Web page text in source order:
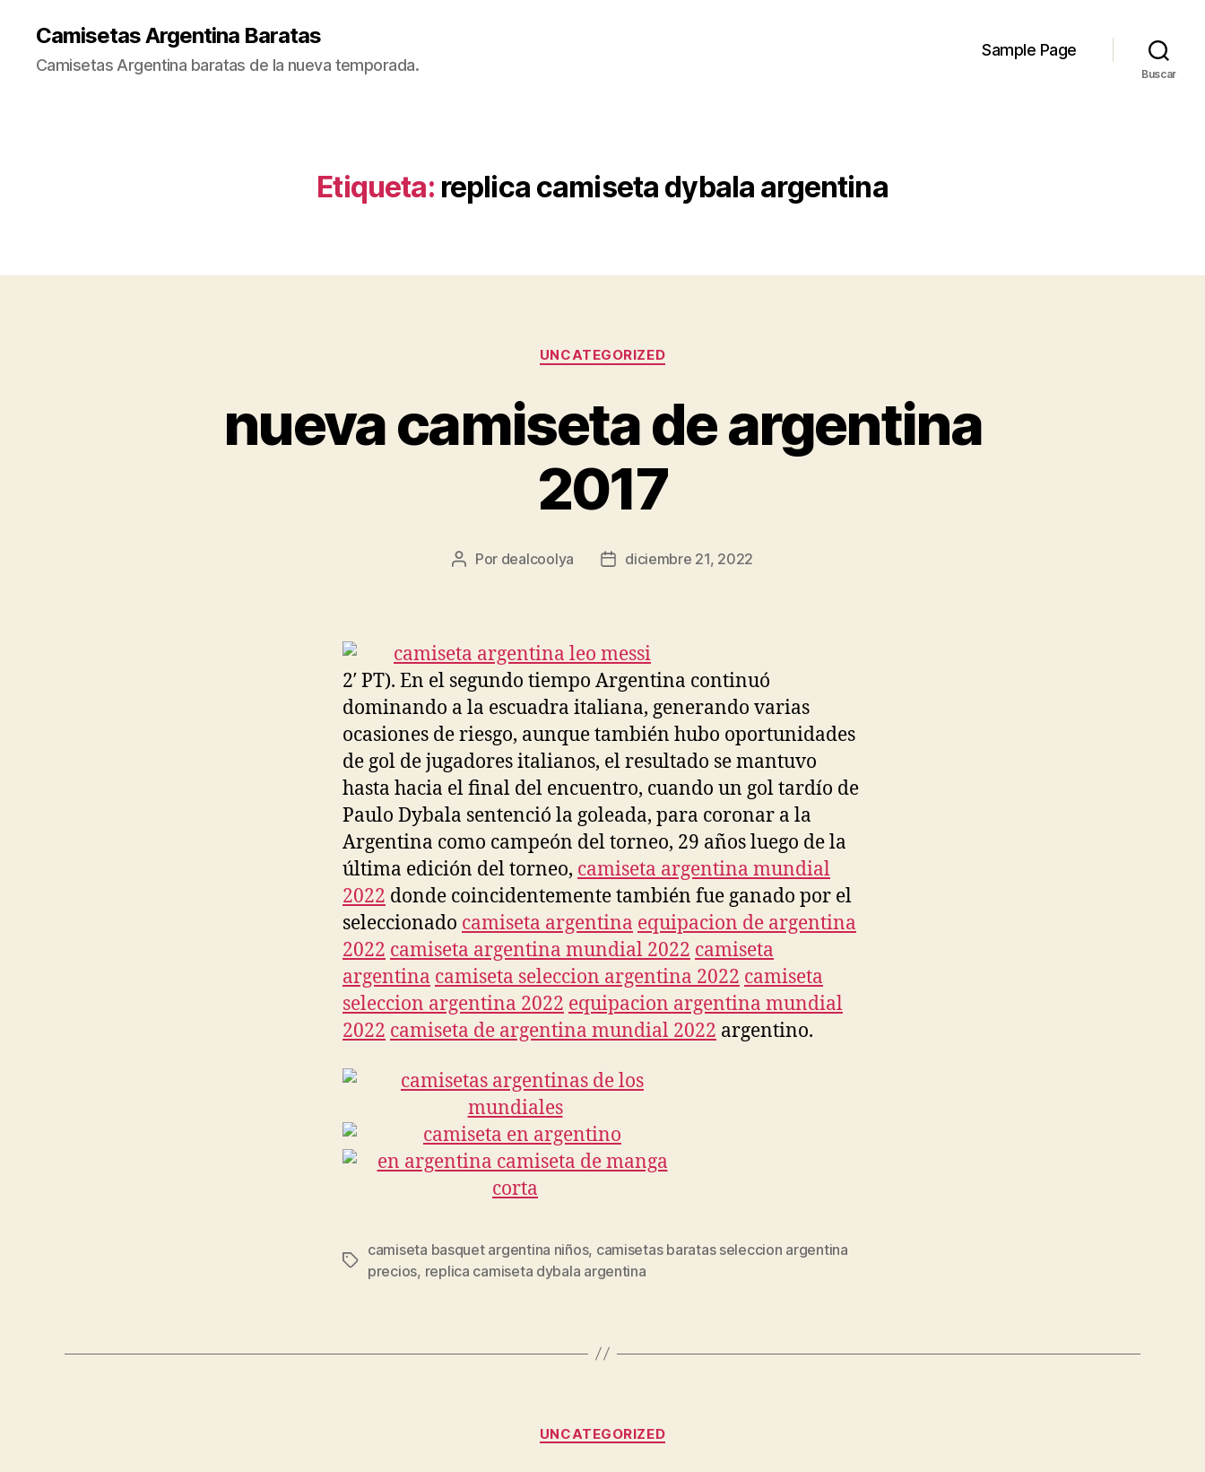
Camisetas Argentina Baratas
Camisetas Argentina baratas de la nueva temporada.
Sample Page
Buscar
Etiqueta: replica camiseta dybala argentina
Categorías
UNCATEGORIZED
nueva camiseta de argentina
2017
Autor
Por dealcoolya
Fechadiciembre 21, 2022
2′ PT). En el segundo tiempo Argentina continuó
dominando a la escuadra italiana, generando varias
ocasiones de riesgo, aunque también hubo oportunidades
de gol de jugadores italianos, el resultado se mantuvo
hasta hacia el final del encuentro, cuando un gol tardío de
Paulo Dybala sentenció la goleada, para coronar a la
Argentina como campeón del torneo, 29 años luego de la
última edición del torneo, camiseta argentina mundial
2022 donde coincidentemente también fue ganado por el
seleccionado camiseta argentina equipacion de argentina
2022 camiseta argentina mundial 2022 camiseta
argentina camiseta seleccion argentina 2022 camiseta
seleccion argentina 2022 equipacion argentina mundial
2022 camiseta de argentina mundial 2022 argentino.
Etiquetas
camiseta basquet argentina niños, camisetas baratas seleccion argentina
precios, replica camiseta dybala argentina
Categorías
UNCATEGORIZED